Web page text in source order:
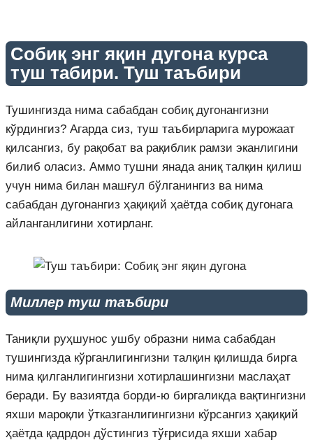
Собиқ энг яқин дугона курса
туш табири. Туш таъбири
Тушингизда нима сабабдан собиқ дугонангизни
кўрдингиз? Агарда сиз, туш таъбирларига мурожаат
қилсангиз, бу рақобат ва рақиблик рамзи эканлигини
билиб оласиз. Аммо тушни янада аниқ талқин қилиш
учун нима билан машғул бўлганингиз ва нима
сабабдан дугонангиз ҳақиқий ҳаётда собиқ дугонага
айланганлигини хотирланг.
Миллер туш таъбири
Таниқли руҳшунос ушбу образни нима сабабдан
тушингизда кўрганлигингизни талқин қилишда бирга
нима қилганлигингизни хотирлашингизни маслаҳат
беради. Бу вазиятда борди-ю биргаликда вақтингизни
яхши мароқли ўтказганлигингизни кўрсангиз ҳақиқий
ҳаётда қадрдон дўстингиз тўғрисида яхши хабар